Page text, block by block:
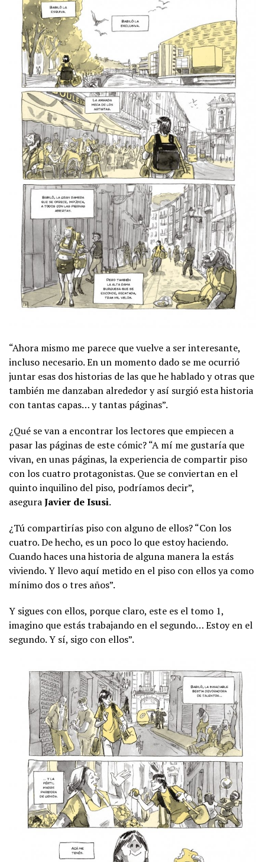
“Ahora mismo me parece que vuelve a ser interesante,
incluso necesario. En un momento dado se me ocurrió
juntar esas dos historias de las que he hablado y otras que
también me danzaban alrededor y así surgió esta historia
con tantas capas… y tantas páginas”.
¿Qué se van a encontrar los lectores que empiecen a
pasar las páginas de este cómic? “A mí me gustaría que
vivan, en unas páginas, la experiencia de compartir piso
con los cuatro protagonistas. Que se conviertan en el
quinto inquilino del piso, podríamos decir”,
aseguraJavier de Isusi.
¿Tú compartirías piso con alguno de ellos? “Con los
cuatro. De hecho, es un poco lo que estoy haciendo.
Cuando haces una historia de alguna manera la estás
viviendo. Y llevo aquí metido en el piso con ellos ya como
mínimo dos o tres años”.
Y sigues con ellos, porque claro, este es el tomo 1,
imagino que estás trabajando en el segundo… Estoy en el
segundo. Y sí, sigo con ellos”.